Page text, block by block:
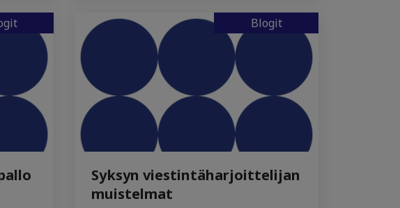
Blogit
Syksyn viestintäharjoittelijan
muistelmat